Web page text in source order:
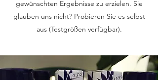
gewünschten Ergebnisse zu erzielen. Sie
glauben uns nicht? Probieren Sie es selbst
aus (Testgrößen verfügbar).